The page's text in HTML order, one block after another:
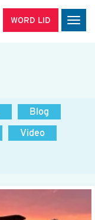
WORD LID
Blog
Video